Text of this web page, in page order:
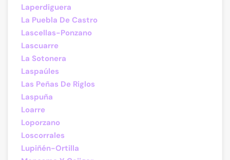
Laperdiguera
La Puebla De Castro
Lascellas-Ponzano
Lascuarre
La Sotonera
Laspaúles
Las Peñas De Riglos
Laspuña
Loarre
Loporzano
Loscorrales
Lupiñén-Ortilla